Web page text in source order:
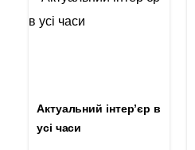
Актуальний інтер’єр в
усі часи